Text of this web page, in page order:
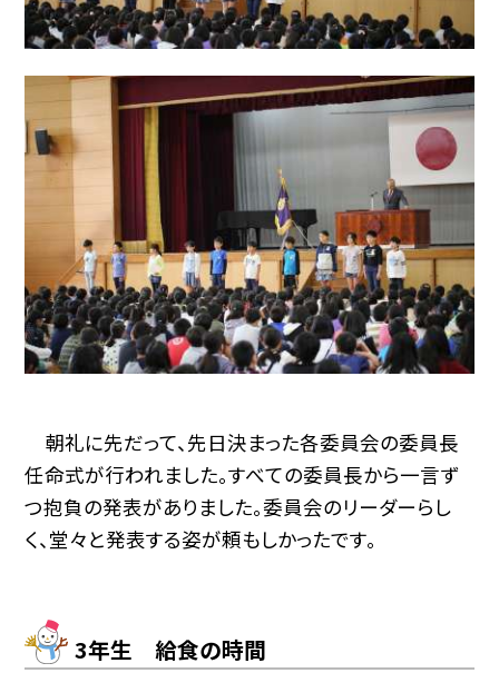
朝礼に先だって、先日決まった各委員会の委員長
任命式が行われました。すべての委員長から一言ず
つ抱負の発表がありました。委員会のリーダーらし
く、堂々と発表する姿が頼もしかったです。
3年生 給食の時間